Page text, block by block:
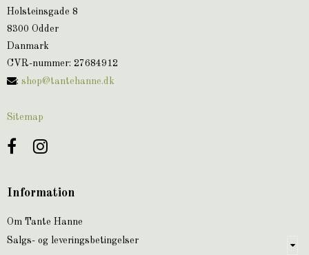
Holsteinsgade 8
8300 Odder
Danmark
CVR-nummer: 27684912
: shop@tantehanne.dk
Sitemap
Information
Om Tante Hanne
Salgs- og leveringsbetingelser